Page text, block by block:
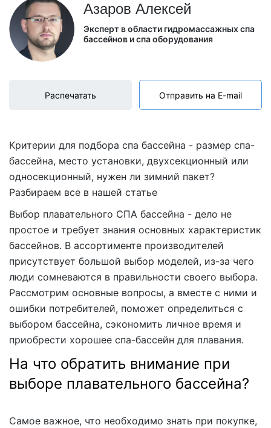
Распечатать Отправить на E-mail
Азаров Алексей
Эксперт в области гидромассажных спа
бассейнов и спа оборудования
Критерии для подбора спа бассейна - размер спа-
бассейна, место установки, двухсекционный или
односекционный, нужен ли зимний пакет?
Разбираем все в нашей статье
Выбор плавательного СПА бассейна - дело не
простое и требует знания основных характеристик
бассейнов. В ассортименте производителей
присутствует большой выбор моделей, из-за чего
люди сомневаются в правильности своего выбора.
Рассмотрим основные вопросы, а вместе с ними и
ошибки потребителей, поможет определиться с
выбором бассейна, сэкономить личное время и
приобрести хорошее спа-бассейн для плавания.
На что обратить внимание при
выборе плавательного бассейна?
Самое важное, что необходимо знать при покупке,